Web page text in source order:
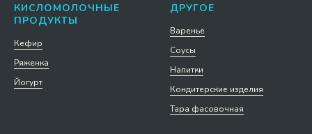
КИСЛОМОЛОЧНЫЕ
ПРОДУКТЫ
Кефир
Ряженка
Йогурт
ДРУГОЕ
Варенье
Соусы
Напитки
Кондитерские изделия
Тара фасовочная